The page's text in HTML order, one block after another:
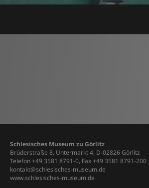
Schlesisches Museum zu Görlitz
Brüderstraße 8, Untermarkt 4, D-02826 Görlitz
Telefon +49 3581 8791-0, Fax +49 3581 8791-200
kontakt@schlesisches-museum.de
www.schlesisches-museum.de